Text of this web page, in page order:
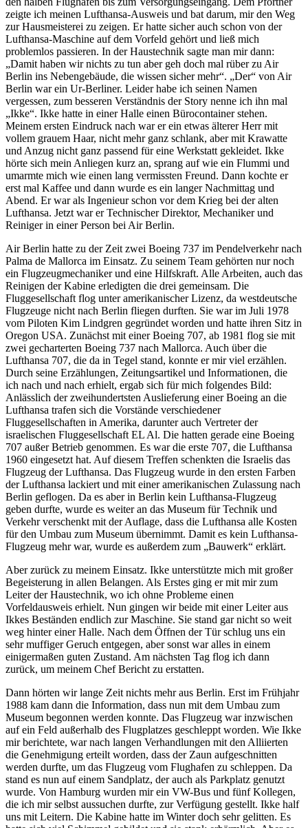
zeigte ich meinen Lufthansa-Ausweis und bat darum, mir den Weg
zur Hausmeisterei zu zeigen. Er hatte sicher auch schon von der
Lufthansa-Maschine auf dem Vorfeld gehört und ließ mich
problemlos passieren. In der Haustechnik sagte man mir dann:
Damit haben wir nichts zu tun aber geh doch mal rüber zu Air
Berlin ins Nebengebäude, die wissen sicher mehr . Der
von Air
Berlin war ein Ur-Berliner. Leider habe ich seinen Namen
vergessen, zum besseren Verständnis der Story nenne ich ihn mal
Ikke . Ikke hatte in einer Halle einen Bürocontainer stehen.
Meinem ersten Eindruck nach war er ein etwas älterer Herr mit
vollem grauem Haar, nicht mehr ganz schlank, aber mit Krawatte
und Anzug nicht ganz passend für eine Werkstatt gekleidet. Ikke
hörte sich mein Anliegen kurz an, sprang auf wie ein Flummi und
umarmte mich wie einen lang vermissten Freund. Dann kochte er
erst mal Kaffee und dann wurde es ein langer Nachmittag und
Abend. Er war als Ingenieur schon vor dem Krieg bei der alten
Lufthansa. Jetzt war er Technischer Direktor, Mechaniker und
Reiniger in einer Person bei Air Berlin.
Air Berlin hatte zu der Zeit zwei Boeing 737 im Pendelverkehr nach
Palma de Mallorca im Einsatz. Zu seinem Team gehörten nur noch
ein Flugzeugmechaniker und eine Hilfskraft. Alle Arbeiten, auch das
Reinigen der Kabine erledigten die drei gemeinsam. Die
Fluggesellschaft flog unter amerikanischer Lizenz, da westdeutsche
Flugzeuge nicht nach Berlin fliegen durften. Sie war im Juli 1978
vom Piloten Kim Lindgren gegründet worden und hatte ihren Sitz in
Oregon USA. Zunächst mit einer Boeing 707, ab 1981 flog sie mit
zwei gecharterten Boeing 737 nach Mallorca. Auch über die
Lufthansa 707, die da in Tegel stand, konnte er mir viel erzählen.
Durch seine Erzählungen, Zeitungsartikel und Informationen, die
ich nach und nach erhielt, ergab sich für mich folgendes Bild:
Anlässlich der zweihundertsten Auslieferung einer Boeing an die
Lufthansa trafen sich die Vorstände verschiedener
Fluggesellschaften in Amerika, darunter auch Vertreter der
israelischen Fluggesellschaft EL Al. Die hatten gerade eine Boeing
707 außer Betrieb genommen. Es war die erste 707, die Lufthansa
1960 eingesetzt hat. Auf diesem Treffen schenkten die Israelis das
Flugzeug der Lufthansa. Das Flugzeug wurde in den ersten Farben
der Lufthansa lackiert und mit einer amerikanischen Zulassung nach
Berlin geflogen. Da es aber in Berlin kein Lufthansa-Flugzeug
geben durfte, wurde es weiter an das Museum für Technik und
Verkehr verschenkt mit der Auflage, dass die Lufthansa alle Kosten
für den Umbau zum Museum übernimmt. Damit es kein Lufthansa-
Flugzeug mehr war, wurde es außerdem zum
Bauwerk
erklärt.
Aber zurück zu meinem Einsatz. Ikke unterstützte mich mit großer
Begeisterung in allen Belangen. Als Erstes ging er mit mir zum
Leiter der Haustechnik, wo ich ohne Probleme einen
Vorfeldausweis erhielt. Nun gingen wir beide mit einer Leiter aus
Ikkes Beständen endlich zur Maschine. Sie stand gar nicht so weit
weg hinter einer Halle. Nach dem Öffnen der Tür schlug uns ein
sehr muffiger Geruch entgegen, aber sonst war alles in einem
einigermaßen guten Zustand. Am nächsten Tag flog ich dann
zurück, um meinem Chef Bericht zu erstatten.
Dann hörten wir lange Zeit nichts mehr aus Berlin. Erst im Frühjahr
1988 kam dann die Information, dass nun mit dem Umbau zum
Museum begonnen werden konnte. Das Flugzeug war inzwischen
auf ein Feld außerhalb des Flugplatzes geschleppt worden. Wie Ikke
mir berichtete, war nach langen Verhandlungen mit den Alliierten
die Genehmigung erteilt worden, dass der Zaun aufgeschnitten
werden durfte, um das Flugzeug vom Flughafen zu schleppen. Da
stand es nun auf einem Sandplatz, der auch als Parkplatz genutzt
wurde. Von Hamburg wurden mir ein VW-Bus und fünf Kollegen,
die ich mir selbst aussuchen durfte, zur Verfügung gestellt. Ikke half
uns mit Leitern. Die Kabine hatte im Winter doch sehr gelitten. Es